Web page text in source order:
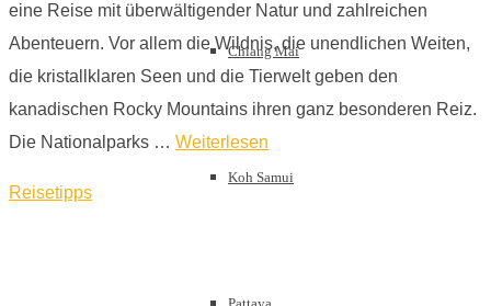
Chiang Mai
Koh Samui
eine Reise mit überwältigender Natur und zahlreichen
Abenteuern. Vor allem die Wildnis, die unendlichen Weiten,
die kristallklaren Seen und die Tierwelt geben den
kanadischen Rocky Mountains ihren ganz besonderen Reiz.
Die Nationalparks … Weiterlesen
Reisetipps